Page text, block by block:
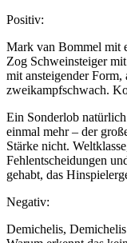
Positiv:
Mark van Bommel mit
Zog Schweinsteiger
mit ansteigender Form,
zweikampfschwach.
Ein Sonderlob
einmal mehr – der
Stärke nicht.
Fehlentscheidungen
gehabt, das
Negativ:
Demichelis,